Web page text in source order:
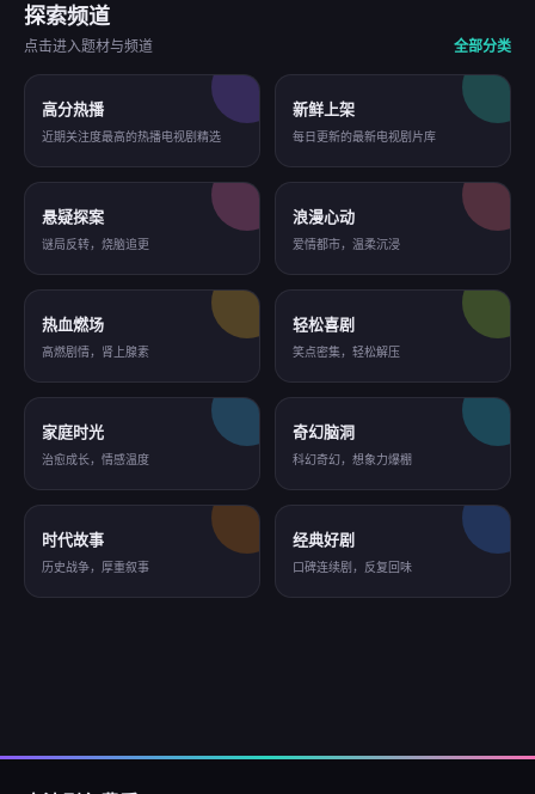
探索频道
点击进入题材与频道 全部分类
高分热播
近期关注度最高的热播电视剧精选
新鲜上架
每日更新的最新电视剧片库
悬疑探案
谜局反转，烧脑追更
浪漫心动
爱情都市，温柔沉浸
热血燃场
高燃剧情，肾上腺素
轻松喜剧
笑点密集，轻松解压
家庭时光
治愈成长，情感温度
奇幻脑洞
科幻奇幻，想象力爆棚
时代故事
历史战争，厚重叙事
经典好剧
口碑连续剧，反复回味